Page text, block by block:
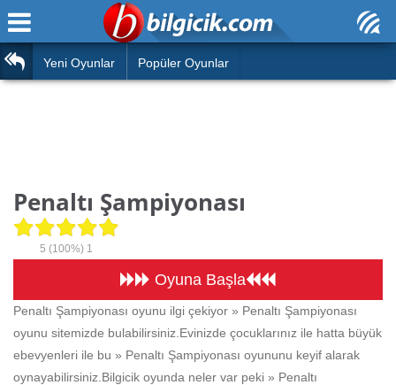
Araba
Futbol
Çocuk
Silah
Basketbol
Ana Sayfa
Hızlı Okuma Testi
Hesaplamalar
Oyun
Yeni Oyunlar Popüler Oyunlar
Penaltı Şampiyonası
5 (100%) 1
Oyuna Başla
Penaltı Şampiyonası oyunu ilgi çekiyor » Penaltı Şampiyonası
oyunu sitemizde bulabilirsiniz.Evinizde çocuklarınız ile hatta büyük
ebevyenleri ile bu » Penaltı Şampiyonası oyununu keyif alarak
oynayabilirsiniz.Bilgicik oyunda neler var peki » Penaltı